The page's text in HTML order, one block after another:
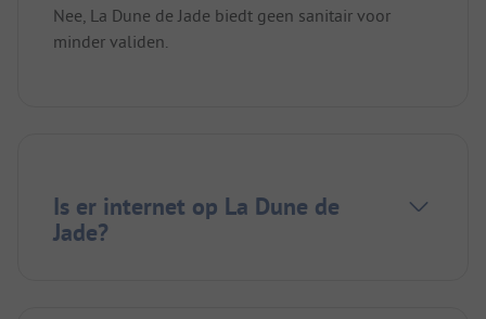
Nee, La Dune de Jade biedt geen sanitair voor
minder validen.
Is er internet op La Dune de
Jade?